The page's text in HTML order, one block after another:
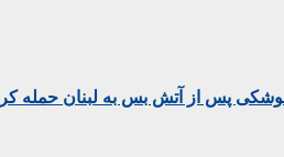
پس از آتش بس به لبنان حمله